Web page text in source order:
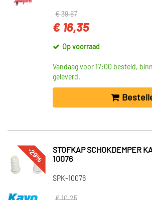
€ 39,87
€ 16,35
Op voorraad
Vandaag voor 17:00 besteld,
geleverd.
-29%
STOFKAP SCHOKDEMPER
10076
SPK-10076